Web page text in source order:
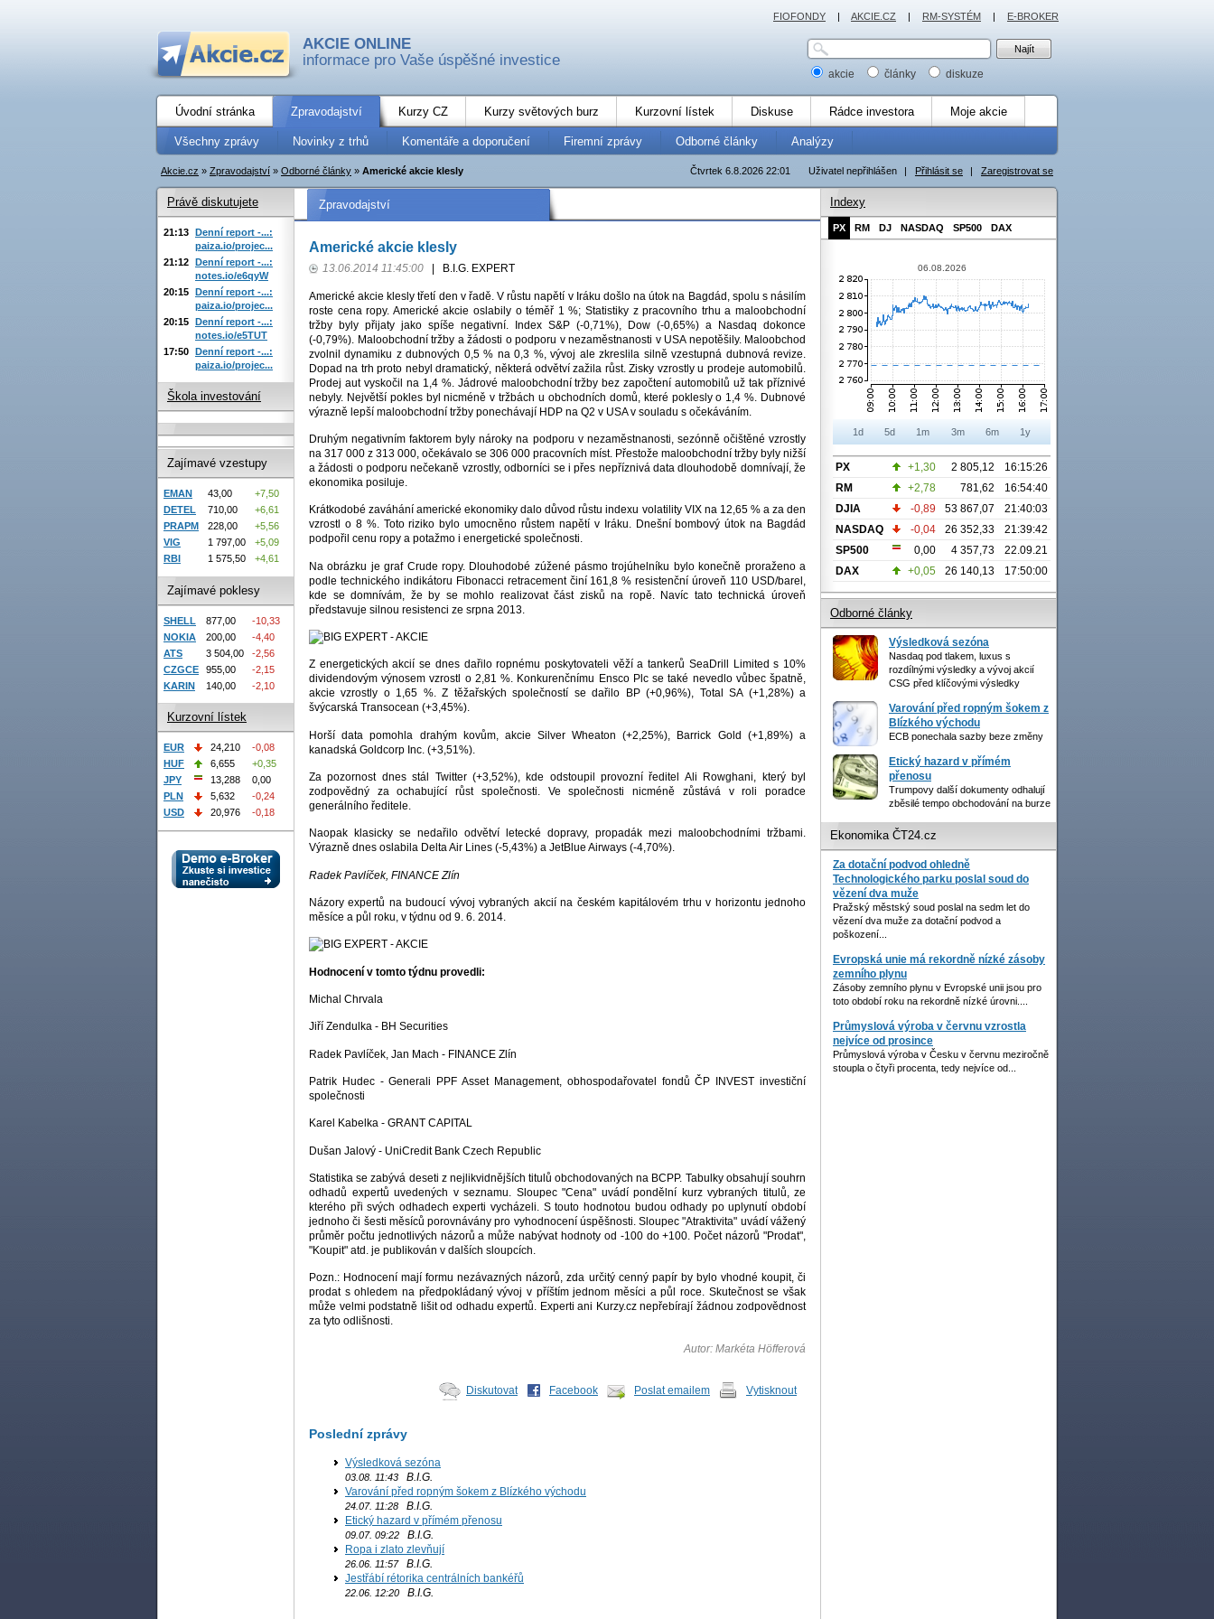
AKCIE ONLINE
informace pro Vaše úspěšné investice
akcie články diskuze
Úvodní stránka Zpravodajství Kurzy CZ Kurzy světových burz Kurzovní lístek Diskuse Rádce investora Moje akcie
Všechny zprávy Novinky z trhů Komentáře a doporučení Firemní zprávy Odborné články Analýzy
Uživatel nepřihlášen | Přihlásit se | Zaregistrovat se
Čtvrtek 6.8.2026 22:01
Akcie.cz » Zpravodajství » Odborné články » Americké akcie klesly
Zpravodajství
Americké akcie klesly
13.06.2014 11:45:00 B.I.G. EXPERT
Americké akcie klesly třetí den v řadě. V růstu napětí v Iráku došlo na útok na Bagdád, spolu s násilím
roste cena ropy. Americké akcie oslabily o téměř 1 %; Statistiky z pracovního trhu a maloobchodní
tržby byly přijaty jako spíše negativní. Index S&P (-0,71%), Dow (-0,65%) a Nasdaq dokonce
(-0,79%). Maloobchodní tržby a žádosti o podporu v nezaměstnanosti v USA nepotěšily. Maloobchod
zvolnil dynamiku z dubnových 0,5 % na 0,3 %, vývoj ale zkreslila silně vzestupná dubnová revize.
Dopad na trh proto nebyl dramatický, některá odvětví zažila růst. Zisky vzrostly u prodeje automobilů.
Prodej aut vyskočil na 1,4 %. Jádrové maloobchodní tržby bez započtení automobilů už tak příznivé
nebyly. Největší pokles byl nicméně v tržbách u obchodních domů, které poklesly o 1,4 %. Dubnové
výrazně lepší maloobchodní tržby ponechávají HDP na Q2 v USA v souladu s očekáváním.
Druhým negativním faktorem byly nároky na podporu v nezaměstnanosti, sezónně očištěné vzrostly
na 317 000 z 313 000, očekávalo se 306 000 pracovních míst. Přestože maloobchodní tržby byly nižší
a žádosti o podporu nečekaně vzrostly, odborníci se i přes nepříznivá data dlouhodobě domnívají, že
ekonomika posiluje.
Krátkodobé zaváhání americké ekonomiky dalo důvod růstu indexu volatility VIX na 12,65 % a za den
vzrostl o 8 %. Toto riziko bylo umocněno růstem napětí v Iráku. Dnešní bombový útok na Bagdád
podpořil cenu ropy a potažmo i energetické společnosti.
Na obrázku je graf Crude ropy. Dlouhodobé zúžené pásmo trojúhelníku bylo konečně proraženo a
podle technického indikátoru Fibonacci retracement činí 161,8 % resistenční úroveň 110 USD/barel,
kde se domnívám, že by se mohlo realizovat část zisků na ropě. Navíc tato technická úroveň
představuje silnou resistenci ze srpna 2013.
Z energetických akcií se dnes dařilo ropnému poskytovateli věží a tankerů SeaDrill Limited s 10%
dividendovým výnosem vzrostl o 2,81 %. Konkurenčnímu Ensco Plc se také nevedlo vůbec špatně,
akcie vzrostly o 1,65 %. Z těžařských společností se dařilo BP (+0,96%), Total SA (+1,28%) a
švýcarská Transocean (+3,45%).
Horší data pomohla drahým kovům, akcie Silver Wheaton (+2,25%), Barrick Gold (+1,89%) a
kanadská Goldcorp Inc. (+3,51%).
Za pozornost dnes stál Twitter (+3,52%), kde odstoupil provozní ředitel Ali Rowghani, který byl
zodpovědný za ochabující růst společnosti. Ve společnosti nicméně zůstává v roli poradce
generálního ředitele.
Naopak klasicky se nedařilo odvětví letecké dopravy, propadák mezi maloobchodními tržbami.
Výrazně dnes oslabila Delta Air Lines (-5,43%) a JetBlue Airways (-4,70%).
Radek Pavlíček, FINANCE Zlín
Názory expertů na budoucí vývoj vybraných akcií na českém kapitálovém trhu v horizontu jednoho
měsíce a půl roku, v týdnu od 9. 6. 2014.
Hodnocení v tomto týdnu provedli:
Michal Chrvala
Jiří Zendulka - BH Securities
Radek Pavlíček, Jan Mach - FINANCE Zlín
Patrik Hudec - Generali PPF Asset Management, obhospodařovatel fondů ČP INVEST investiční
společnosti
Karel Kabelka - GRANT CAPITAL
Dušan Jalový - UniCredit Bank Czech Republic
Statistika se zabývá deseti z nejlikvidnějších titulů obchodovaných na BCPP. Tabulky obsahují souhrn
odhadů expertů uvedených v seznamu. Sloupec "Cena" uvádí pondělní kurz vybraných titulů, ze
kterého při svých odhadech experti vycházeli. S touto hodnotou budou odhady po uplynutí období
jednoho či šesti měsíců porovnávány pro vyhodnocení úspěšnosti. Sloupec "Atraktivita" uvádí vážený
průměr počtu jednotlivých názorů a může nabývat hodnoty od -100 do +100. Počet názorů "Prodat",
"Koupit" atd. je publikován v dalších sloupcích.
Pozn.: Hodnocení mají formu nezávazných názorů, zda určitý cenný papír by bylo vhodné koupit, či
prodat s ohledem na předpokládaný vývoj v příštím jednom měsíci a půl roce. Skutečnost se však
může velmi podstatně lišit od odhadu expertů. Experti ani Kurzy.cz nepřebírají žádnou zodpovědnost
za tyto odlišnosti.
Autor: Markéta Höfferová
Diskutovat Facebook Poslat emailem Vytisknout
Poslední zprávy
Výsledková sezóna
03.08. 11:43 B.I.G.
Varování před ropným šokem z Blízkého východu
24.07. 11:28 B.I.G.
Etický hazard v přímém přenosu
09.07. 09:22 B.I.G.
Ropa i zlato zlevňují
26.06. 11:57B.I.G.
Jestřábí rétorika centrálních bankéřů
22.06. 12:20 B.I.G.
Právě diskutujete
21:13 Denní report -...:
paiza.io/projec...
21:12 Denní report -...:
notes.io/e6qyW
20:15 Denní report -...:
paiza.io/projec...
20:15 Denní report -...:
notes.io/e5TUT
17:50 Denní report -...:
paiza.io/projec...
Škola investování
Zajímavé vzestupy
EMAN 43,00
+7,50
DETEL
710,00
+6,61
PRAPM
228,00
+5,56
VIG
1 797,00
+5,09
RBI
1 575,50 +4,61
Zajímavé poklesy
SHELL 877,00
-10,33
NOKIA
200,00
-4,40
ATS
3 504,00
-2,56
CZGCE
955,00
-2,15
KARIN
140,00 -2,10
Kurzovní lístek
EUR 24,210
-0,08
HUF
6,655
+0,35
JPY
13,288
0,00
PLN
5,632
-0,24
USD
20,976 -0,18
Indexy
PX RM DJ NASDAQ SP500 DAX
06.08.2026
1d 5d 1m 3m 6m 1y
PX +1,30 2 805,12
16:15:26
RM
+2,78 781,62
16:54:40
DJIA
-0,89 53 867,07
21:40:03
NASDAQ
-0,04 26 352,33
21:39:42
SP500
0,00 4 357,73
22.09.21
DAX
+0,05 26 140,13 17:50:00
Odborné články
Výsledková sezóna
Nasdaq pod tlakem, luxus s
rozdílnými výsledky a vývoj akcií
CSG před klíčovými výsledky
Varování před ropným šokem z
Blízkého východu
ECB ponechala sazby beze změny
Etický hazard v přímém
přenosu
Trumpovy další dokumenty odhalují
zběsilé tempo obchodování na burze
Ekonomika ČT24.cz
Za dotační podvod ohledně
Technologického parku poslal soud do
vězení dva muže
Pražský městský soud poslal na sedm let do
vězení dva muže za dotační podvod a
poškození...
Evropská unie má rekordně nízké zásoby
zemního plynu
Zásoby zemního plynu v Evropské unii jsou pro
toto období roku na rekordně nízké úrovni....
Průmyslová výroba v červnu vzrostla
nejvíce od prosince
Průmyslová výroba v Česku v červnu meziročně
stoupla o čtyři procenta, tedy nejvíce od...
FIOFONDY | AKCIE.CZ | RM-SYSTÉM | E-BROKER